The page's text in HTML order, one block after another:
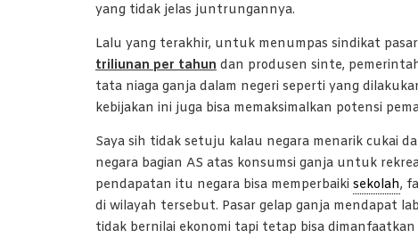
yang tidak jelas juntrungannya.
Lalu yang terakhir, untuk menumpas sindikat
triliunan per tahun dan produsen sinte,
tata niaga ganja dalam negeri seperti yang
kebijakan ini juga bisa memaksimalkan potensi
Saya sih tidak setuju kalau negara menarik cukai
negara bagian AS atas konsumsi ganja untuk
pendapatan itu negara bisa memperbaiki sekolah,
di wilayah tersebut. Pasar gelap ganja mendapat
tidak bernilai ekonomi tapi tetap bisa